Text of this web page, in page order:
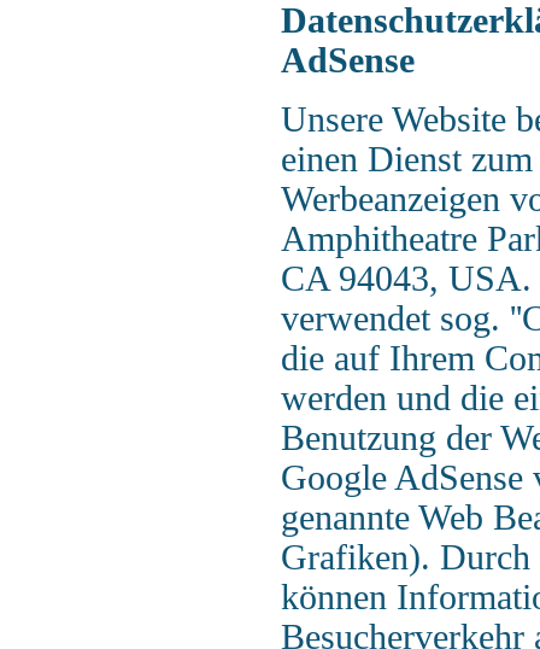
AdSense
Unsere Website
einen Dienst
Werbeanzeigen
Amphitheatre
CA 94043, USA.
verwendet sog.
die auf Ihrem
werden und die
Benutzung der
Google AdSense
genannte Web
Grafiken). Durch
können
Besucherverkehr